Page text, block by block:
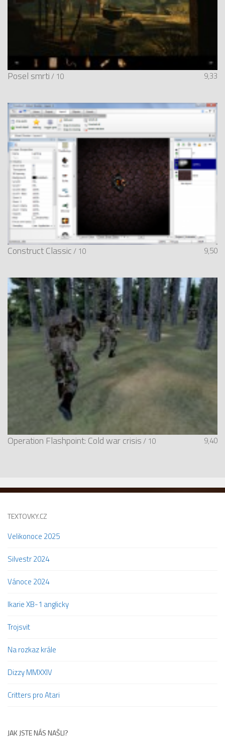
Posel smrti 9,33
/ 10
Construct Classic 9,50
/ 10
Operation Flashpoint: Cold war crisis 9,40
/ 10
TEXTOVKY.CZ
Velikonoce 2025
Silvestr 2024
Vánoce 2024
Ikarie XB-1 anglicky
Trojsvit
Na rozkaz krále
Dizzy MMXXIV
Critters pro Atari
JAK JSTE NÁS NAŠLI?